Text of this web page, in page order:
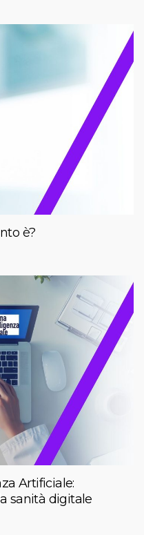
è?
Artificiale:
sanità digitale